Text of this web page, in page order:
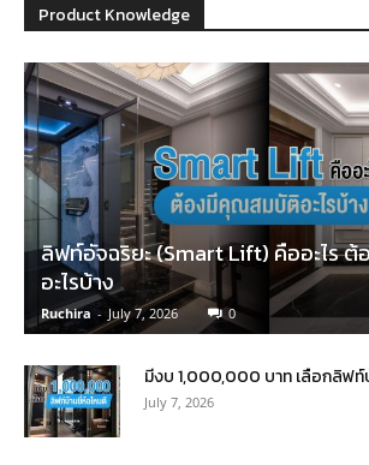
Product Knowledge
ลิฟท์อัจฉริยะ (Smart Lift) คืออะไร
อะไรบ้าง
Ruchira - July 7, 2026 0
มีงบ 1,000,000 บาท เลือกลิฟท์
July 7, 2026